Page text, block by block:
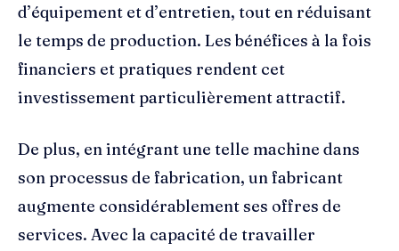
d’équipement et d’entretien, tout en réduisant
le temps de production. Les bénéfices à la fois
financiers et pratiques rendent cet
investissement particulièrement attractif.
De plus, en intégrant une telle machine dans
son processus de fabrication, un fabricant
augmente considérablement ses offres de
services. Avec la capacité de travailler